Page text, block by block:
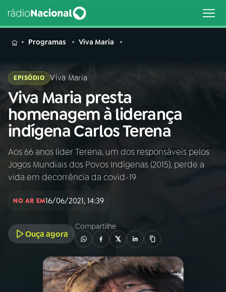
MENU
Buscar
na
Rádio
Nacional
Buscar
AO VIVO
PROGRAMAS
Programas Viva Maria
EPISÓDIO Viva Maria
Viva Maria presta
homenagem à liderança
indígena Carlos Terena
Aos 66 anos líder Terena, um dos responsáveis pelos
Jogos Mundiais dos Povos Indígenas (2015), perde a
vida em decorrência da covid-19
NO AR EM16/06/2021, 14:39
Ouça agora
Compartilhe